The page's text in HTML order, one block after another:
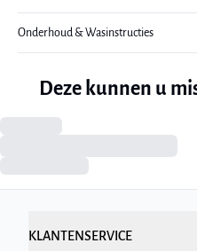
Onderhoud & Wasinstructies
Deze kunnen u
KLANTENSERVICE